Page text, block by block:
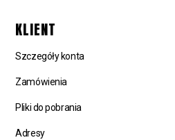
KLIENT
Szczegóły konta
Zamówienia
Pliki do pobrania
Adresy